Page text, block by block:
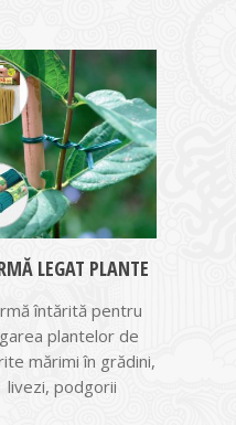
LEGAT PLANTE
întărită pentru
plantelor de
mărimi în grădini,
livezi, podgorii